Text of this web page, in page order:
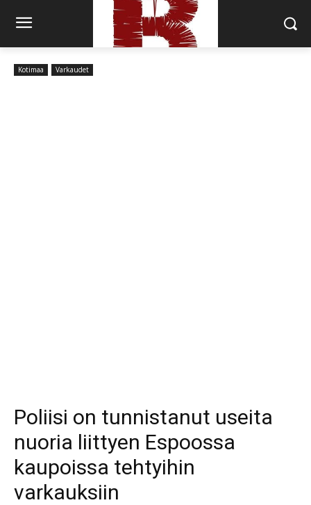
Kotimaa Varkaudet
Poliisi on tunnistanut useita
nuoria liittyen Espoossa
kaupoissa tehtyihin
varkauksiin